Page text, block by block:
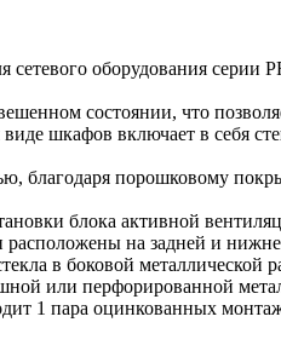
оборудования
состоянии, что
шкафов включает в себя
благодаря порошковому
блока активной
на задней и
в боковой
или перфорированной
1 пара оцинкованных